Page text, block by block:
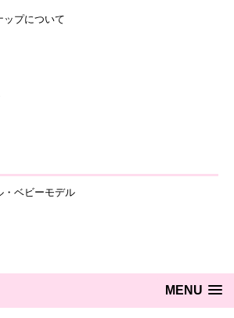
プについて
・ベビーモデル
MENU